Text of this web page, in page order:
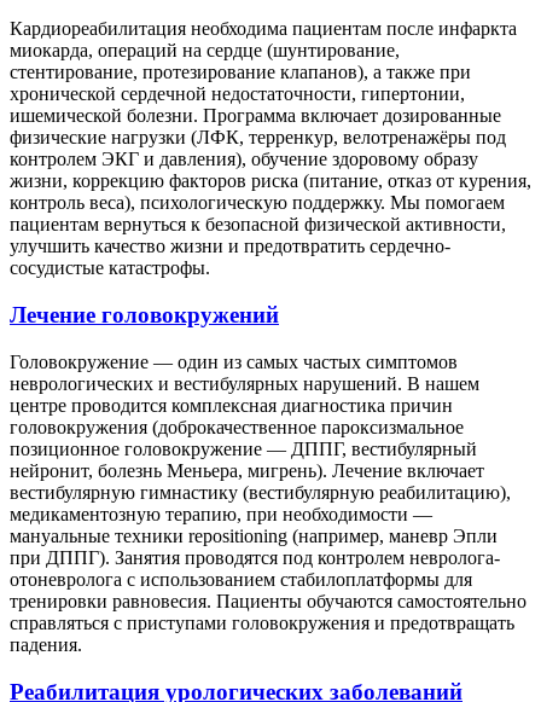
Кардиореабилитация необходима пациентам после инфаркта
миокарда, операций на сердце (шунтирование,
стентирование, протезирование клапанов), а также при
хронической сердечной недостаточности, гипертонии,
ишемической болезни. Программа включает дозированные
физические нагрузки (ЛФК, терренкур, велотренажёры под
контролем ЭКГ и давления), обучение здоровому образу
жизни, коррекцию факторов риска (питание, отказ от курения,
контроль веса), психологическую поддержку. Мы помогаем
пациентам вернуться к безопасной физической активности,
улучшить качество жизни и предотвратить сердечно-
сосудистые катастрофы.
Лечение головокружений
Головокружение — один из самых частых симптомов
неврологических и вестибулярных нарушений. В нашем
центре проводится комплексная диагностика причин
головокружения (доброкачественное пароксизмальное
позиционное головокружение — ДППГ, вестибулярный
нейронит, болезнь Меньера, мигрень). Лечение включает
вестибулярную гимнастику (вестибулярную реабилитацию),
медикаментозную терапию, при необходимости —
мануальные техники repositioning (например, маневр Эпли
при ДППГ). Занятия проводятся под контролем невролога-
отоневролога с использованием стабилоплатформы для
тренировки равновесия. Пациенты обучаются самостоятельно
справляться с приступами головокружения и предотвращать
падения.
Реабилитация урологических заболеваний